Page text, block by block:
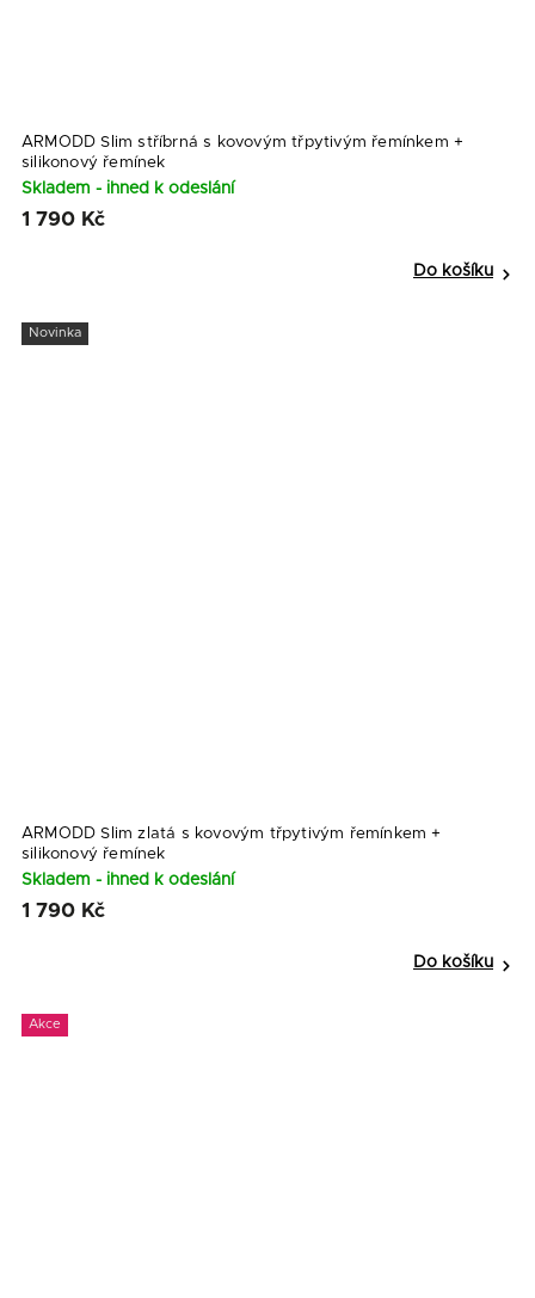
ARMODD Slim stříbrná s kovovým třpytivým řemínkem +
silikonový řemínek
Skladem - ihned k odeslání
1 790 Kč
Do košíku
Novinka
ARMODD Slim zlatá s kovovým třpytivým řemínkem+
silikonový řemínek
Skladem - ihned k odeslání
1 790 Kč
Do košíku
Akce